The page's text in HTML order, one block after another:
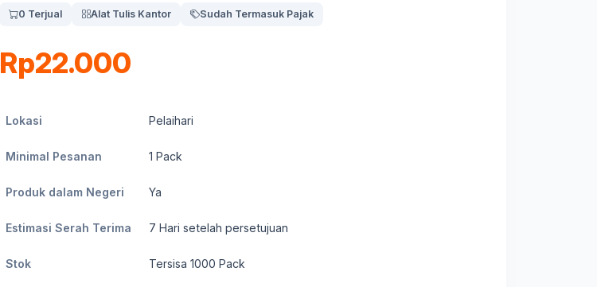
0 Terjual Alat Tulis Kantor Sudah Termasuk Pajak
Rp22.000
Lokasi Pelaihari
Minimal Pesanan 1 Pack
Produk dalam Negeri Ya
Estimasi Serah Terima 7 Hari setelah persetujuan
Stok Tersisa 1000 Pack